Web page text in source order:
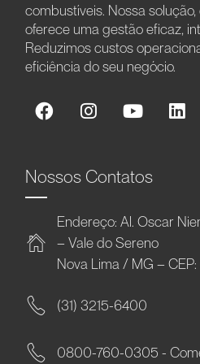
combustíveis. Nossa solução,
oferece uma gestão eficaz,
Reduzimos custos
eficiência do seu negócio.
Nossos Contatos
Endereço: Al. Oscar
– Vale do Sereno
Nova Lima / MG –
(31) 3215-6400
0800-760-0305 -